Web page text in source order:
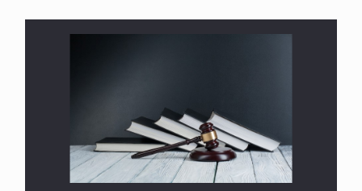
هل يُحسب حول الزكاة وفق السنة الميلادية أو الهجرية؟